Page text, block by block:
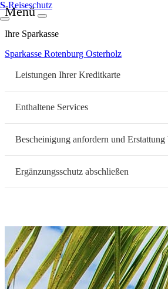
S-Reiseschutz
Menü
Ihre Sparkasse
Sparkasse Rotenburg Osterholz
Leistungen Ihrer Kreditkarte
Enthaltene Services
Bescheinigung anfordern und Erstattung
Ergänzungsschutz abschließen